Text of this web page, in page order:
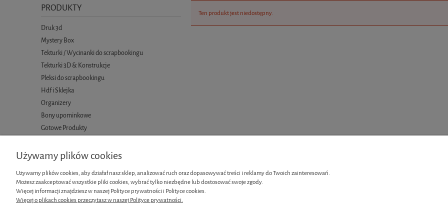
PRODUKTY
Druk 3d
Mystery Box
Tekturki / Wycinanki do scrapbookingu
Tekturki 3D & Konstrukcje
Pleksi do scrapbookingu
Hdf i Sklejka
Organizery
Bony upominkowe
Gotowe Produkty
Ten produkt jest niedostępny.
Informacje Moje konto
Używamy plików cookies
Używamy plików cookies, aby działał nasz sklep, analizować ruch oraz dopasowywać treści i reklamy do Twoich zainteresowań.
Możesz zaakceptować wszystkie pliki cookies, wybrać tylko niezbędne lub dostosować swoje zgody.
Więcej informacji znajdziesz w naszej Polityce prywatności i Polityce cookies.
Więcej o plikach cookies przeczytasz w naszej Polityce prywatności.